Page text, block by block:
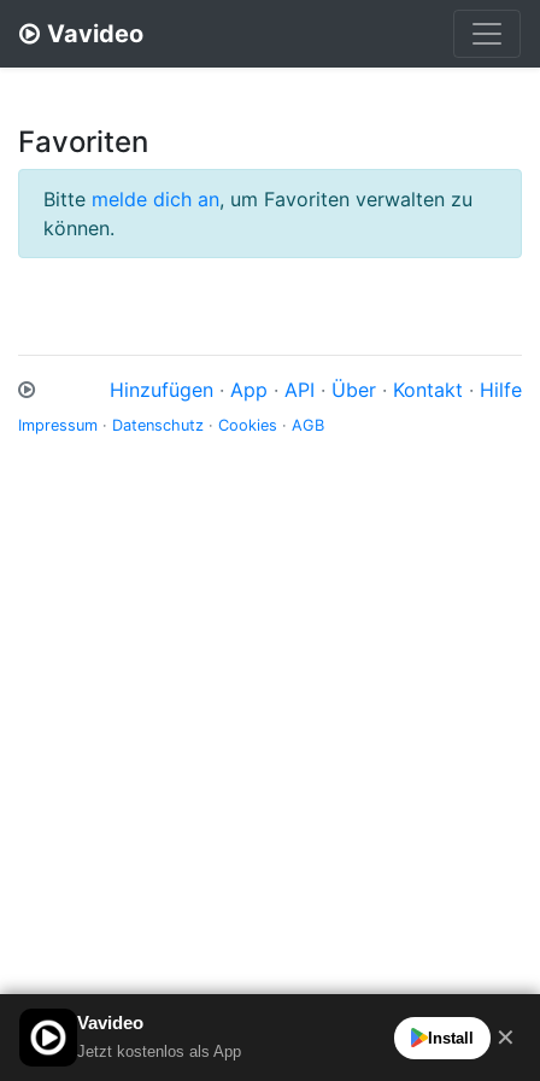
Vavideo
Favoriten
Bitte melde dich an, um Favoriten verwalten zu
können.
Hinzufügen · App · API · Über · Kontakt · Hilfe
Impressum · Datenschutz · Cookies · AGB
Vavideo
Jetzt kostenlos als App
Install ✕